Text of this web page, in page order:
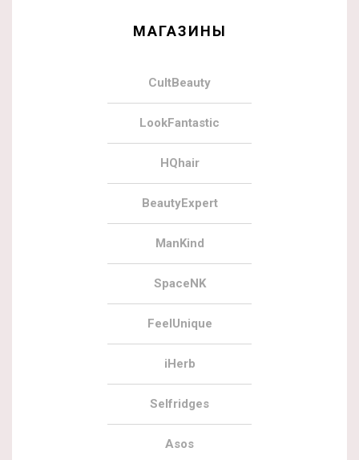
МАГАЗИНЫ
CultBeauty
LookFantastic
HQhair
BeautyExpert
ManKind
SpaceNK
FeelUnique
iHerb
Selfridges
Asos